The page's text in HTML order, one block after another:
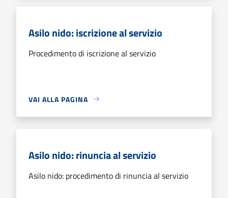
Asilo nido: iscrizione al servizio
Procedimento di iscrizione al servizio
VAI ALLA PAGINA
Asilo nido: rinuncia al servizio
Asilo nido: procedimento di rinuncia al servizio